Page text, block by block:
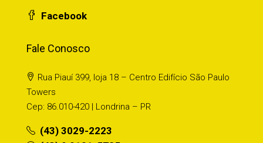
Facebook
Fale Conosco
Rua Piauí 399, loja 18 – Centro Edifício São Paulo
Towers
Cep: 86.010-420 | Londrina – PR
(43) 3029-2223